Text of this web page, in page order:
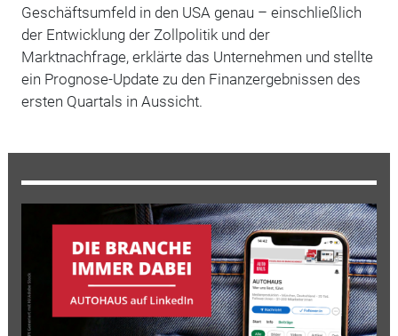
Geschäftsumfeld in den USA genau – einschließlich
der Entwicklung der Zollpolitik und der
Marktnachfrage, erklärte das Unternehmen und stellte
ein Prognose-Update zu den Finanzergebnissen des
ersten Quartals in Aussicht.